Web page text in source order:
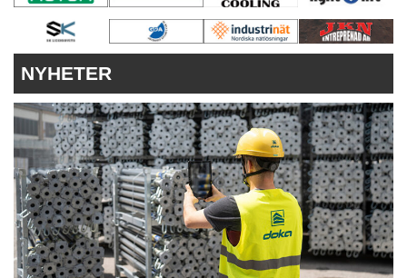
VÅRA ANDRA MAGASIN
ANNONSERA
NYHETER